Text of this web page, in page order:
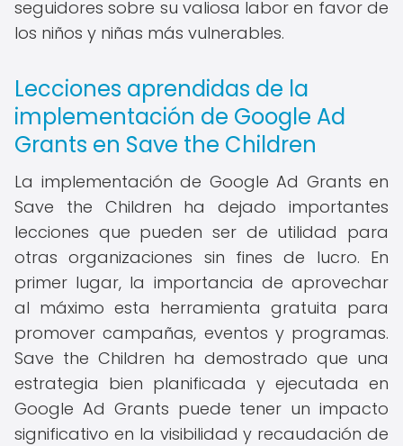
seguidores sobre su valiosa labor en favor de
los niños y niñas más vulnerables.
Lecciones aprendidas de la
implementación de Google Ad
Grants en Save the Children
La implementación de Google Ad Grants en
Save the Children ha dejado importantes
lecciones que pueden ser de utilidad para
otras organizaciones sin fines de lucro. En
primer lugar, la importancia de aprovechar
al máximo esta herramienta gratuita para
promover campañas, eventos y programas.
Save the Children ha demostrado que una
estrategia bien planificada y ejecutada en
Google Ad Grants puede tener un impacto
significativo en la visibilidad y recaudación de